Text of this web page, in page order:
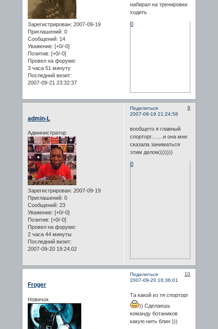
Зарегистрирован: 2007-09-19
Приглашений: 0
Сообщений: 14
Уважение: [+0/-0]
Позитив: [+0/-0]
Провел на форуме:
3 часа 51 минуту
Последний визит:
2007-09-21 23:32:37
набирал на тренировки
ходить
0
Поделиться
9
2007-09-19 21:24:58
admin-L
Администратор
Зарегистрирован: 2007-09-19
Приглашений: 0
Сообщений: 23
Уважение: [+0/-0]
Позитив: [+0/-0]
Провел на форуме:
2 часа 44 минуты
Последний визит:
2007-09-20 19:24:02
вообщето я главный
спорторг........и она мне
сказала заниматься
этим делом)))))))
0
Поделиться
10
2007-09-20 16:36:01
Froger
Новичок
Та какой из тя спорторг
)) Сделаешь
команду ботаников
какую нить блин )))